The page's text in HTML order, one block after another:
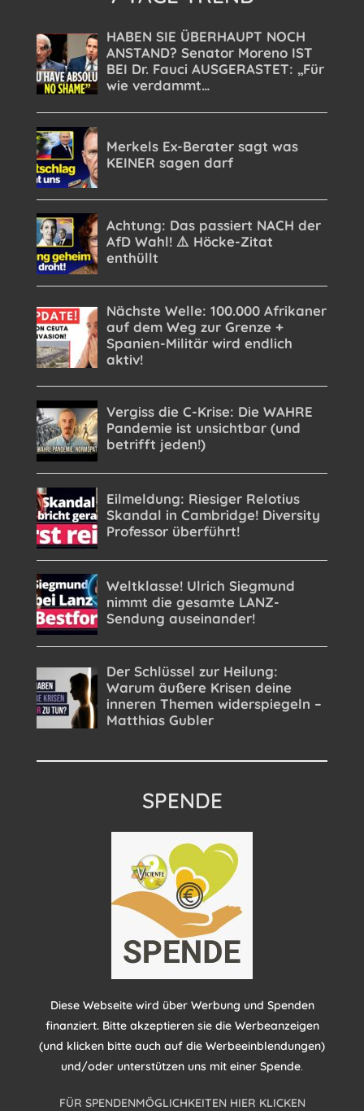
SPENDE
Diese Webseite wird über Werbung und Spenden
finanziert. Bitte akzeptieren sie die Werbeanzeigen
(und klicken bitte auch auf die Werbeeinblendungen)
und/oder unterstützen uns mit einer Spende.
FÜR SPENDENMÖGLICHKEITEN HIER KLICKEN